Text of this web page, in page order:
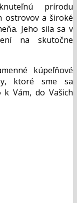
prírodu
ostrovov a široké
Jeho sila sa v
na skutočne
kúpeľňové
ktoré sme sa
Vám, do Vašich